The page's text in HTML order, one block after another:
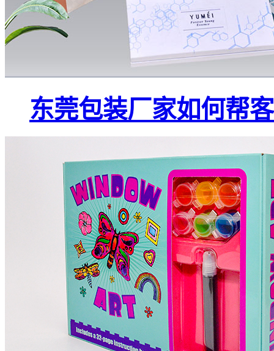
东莞包装厂家如何帮